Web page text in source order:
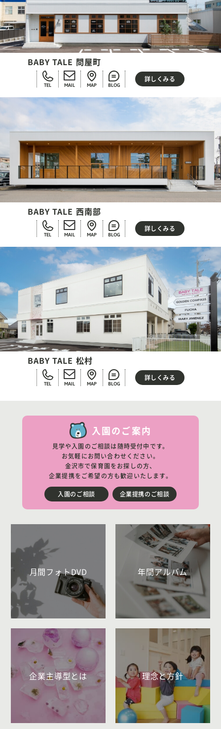
BABY TALE 問屋町
TEL MAIL MAP BLOG
詳しくみる
BABY TALE 西南部
TEL MAIL MAP BLOG
詳しくみる
BABY TALE 松村
TEL MAIL MAP BLOG
詳しくみる
入園のご案内
見学や入園のご相談は随時受付中です。
お気軽にお問い合わせください。
金沢市で保育園をお探しの方、
企業提携をご希望の方も歓迎いたします。
入園のご相談 企業提携のご相談
月間フォトDVD 年間アルバム
企業主導型とは 理念と方針